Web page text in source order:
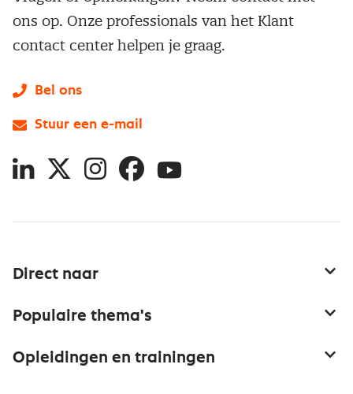
Direct naar
Netwerk en communities
Populaire thema's
Opleidingen en trainingen
ons op. Onze professionals van het Klant
contact center helpen je graag.
Bel ons
Stuur een e-mail
LinkedIn
X InstagramFacebookYouTube